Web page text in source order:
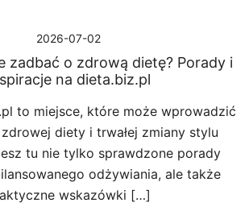
2026-07-02
zadbać o zdrową dietę? Porady i
na dieta.biz.pl
to miejsce, które może wprowadzić
diety i trwałej zmiany stylu
tu nie tylko sprawdzone porady
odżywiania, ale także
wskazówki […]